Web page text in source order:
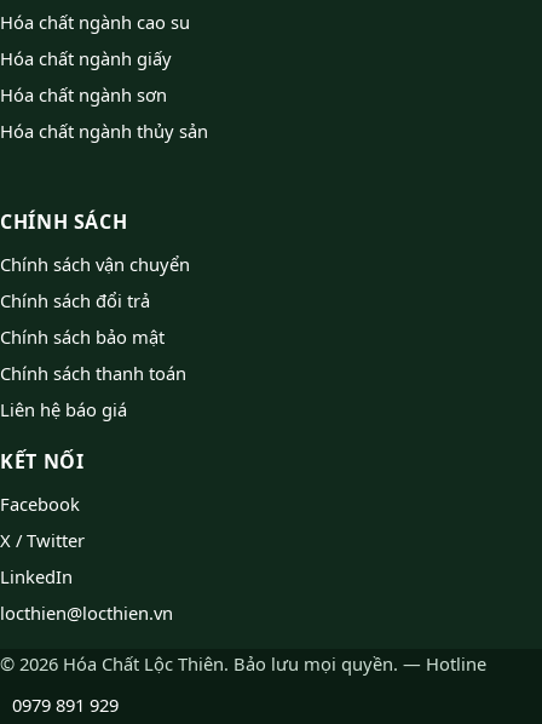
Hóa chất ngành cao su
Hóa chất ngành giấy
Hóa chất ngành sơn
Hóa chất ngành thủy sản
CHÍNH SÁCH
Chính sách vận chuyển
Chính sách đổi trả
Chính sách bảo mật
Chính sách thanh toán
Liên hệ báo giá
KẾT NỐI
Facebook
X / Twitter
LinkedIn
locthien@locthien.vn
© 2026 Hóa Chất Lộc Thiên. Bảo lưu mọi quyền. — Hotline
0979 891 929